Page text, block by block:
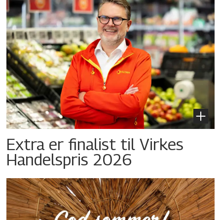
Extra er finalist til Virkes
Handelspris 2026